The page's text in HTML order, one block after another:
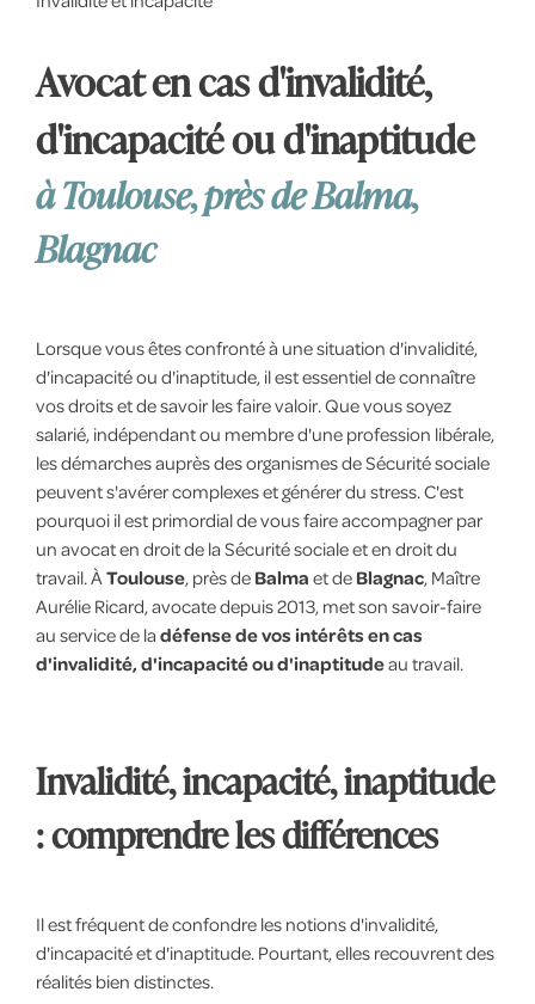
Avocat en cas d'invalidité,
d'incapacité ou d'inaptitude
à Toulouse, près de Balma,
Blagnac
Lorsque vous êtes confronté à une situation d'invalidité,
d'incapacité ou d'inaptitude, il est essentiel de connaître
vos droits et de savoir les faire valoir. Que vous soyez
salarié, indépendant ou membre d'une profession libérale,
les démarches auprès des organismes de Sécurité sociale
peuvent s'avérer complexes et générer du stress. C'est
pourquoi il est primordial de vous faire accompagner par
un avocat en droit de la Sécurité sociale et en droit du
travail. ÀToulouse, près de Balma et de Blagnac, Maître
Aurélie Ricard, avocate depuis 2013, met son savoir-faire
au service de la défense de vos intérêts en cas
d'invalidité, d'incapacité ou d'inaptitudeau travail.
Invalidité, incapacité, inaptitude
: comprendre les différences
Il est fréquent de confondre les notions d'invalidité,
d'incapacité et d'inaptitude. Pourtant, elles recouvrent des
réalités bien distinctes.